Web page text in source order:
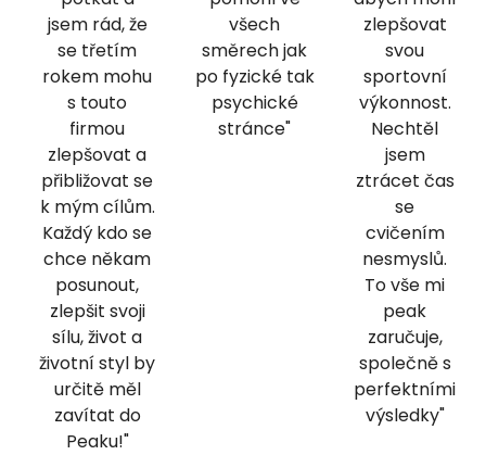
jsem rád, že
se třetím
rokem mohu
s touto
firmou
zlepšovat a
přibližovat se
k mým cílům.
Každý kdo se
chce někam
posunout,
zlepšit svoji
sílu, život a
životní styl by
určitě měl
zavítat do
Peaku!"
všech
směrech jak
po fyzické tak
psychické
stránce"
zlepšovat
svou
sportovní
výkonnost.
Nechtěl
jsem
ztrácet čas
se
cvičením
nesmyslů.
To vše mi
peak
zaručuje,
společně s
perfektními
výsledky"